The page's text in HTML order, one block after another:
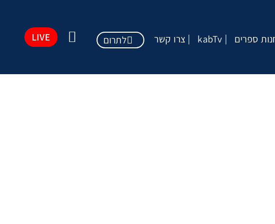
LIVE לתרום צרו קשר kabTv ספרים